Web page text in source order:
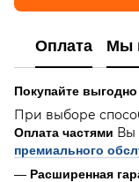
Оплата Мы
Покупайте выгодно
При выборе
Оплата частями Вы
премиального
— Расширенная